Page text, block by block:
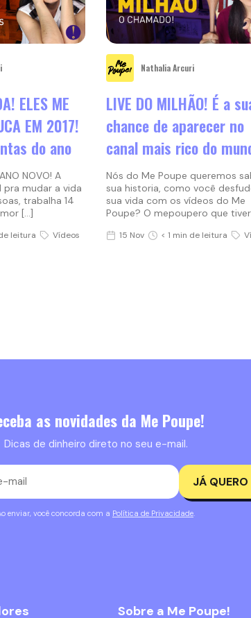
ELES ME
EM 2017!
do ano
NOVO! A
pra mudar a vida
trabalha 14
[…]
leitura Vídeos
Nathalia Arcuri
LIVE DO MILHÃO! É a
chance de aparecer no
canal mais rico do
Nós do Me Poupe queremos
sua historia, como você
sua vida com os vídeos do Me
Poupe? O mepoupero que
15 Nov < 1 min de leitura
as novidades da Me Poupe!
Dicas de dinheiro direto no seu e-mail.
JÁ QUERO
enviar, você concorda com a Política de Privacidade.
Sobre a Me Poupe!